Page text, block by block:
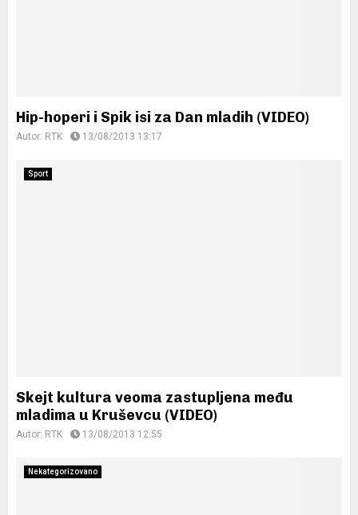
Hip-hoperi i Spik isi za Dan mladih (VIDEO)
Autor: RTK 13/08/2013 13:17
Sport
Skejt kultura veoma zastupljena među
mladima u Kruševcu (VIDEO)
Autor: RTK 13/08/2013 12:55
Nekategorizovano